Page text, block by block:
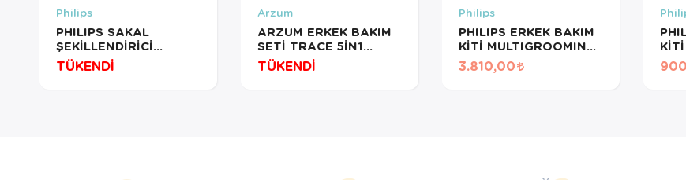
Philips
PHILIPS SAKAL
ŞEKİLLENDİRİCİ
BT3206/14
TÜKENDİ
Arzum
ARZUM ERKEK BAKIM
SETİ TRACE 5İN1
AR5200 SİYAH
TÜKENDİ
Philips
PHILIPS ERKEK BAKIM
KİTİ MULTIGROOMING
14 Ü 1 ARADA MG-
7930/15
3.810,00